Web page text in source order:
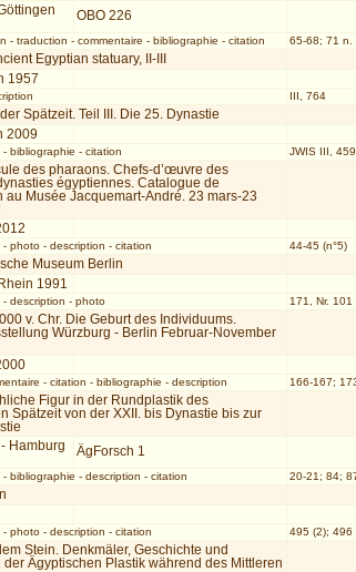
OBO 226
- traduction - commentaire - bibliographie - citation 65-68; 71 n.
Egyptian statuary, II-III
1957
III, 764
Spätzeit. Teil III. Die 25. Dynastie
2009
- bibliographie - citation JWIS III,
des pharaons. Chefs-d’œuvre des
égyptiennes. Catalogue de
au Musée Jacquemart-André. 23 mars-23
- photo- description - citation 44-45 (n°5)
Museum Berlin
1991
- description - photo 171, Nr. 101
v. Chr. Die Geburt des Individuums.
Würzburg - Berlin Februar-November
- citation - bibliographie - description 166-167;
Figur in der Rundplastik des
Spätzeit von der XXII. bis Dynastie bis zur
Hamburg
ÄgForsch 1
- bibliographie - description - citation 20-21; 84;
- photo- description - citation 495 (2); 496
Stein. Denkmäler, Geschichte und
der Ägyptischen Plastik während des Mittleren